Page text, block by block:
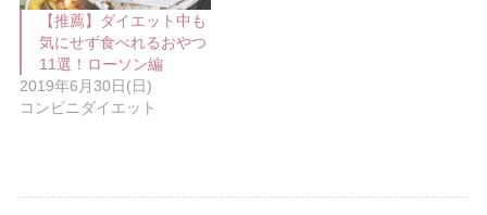
き
ま
す
)
【推薦】ダイエット中も
気にせず食べれるおやつ
11選！ローソン編
2019年6月30日(日)
コンビニダイエット